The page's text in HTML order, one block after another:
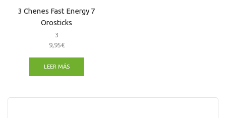
3 Chenes Fast Energy 7
Orosticks
3
9,95€
LEER MÁS